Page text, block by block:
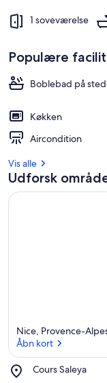
1 soveværelse
Populære
Boblebad på
Køkken
Aircondition
Vis alle
Udforsk
Nice, Provence-
Åbn kort
Cours Saleya
Place,